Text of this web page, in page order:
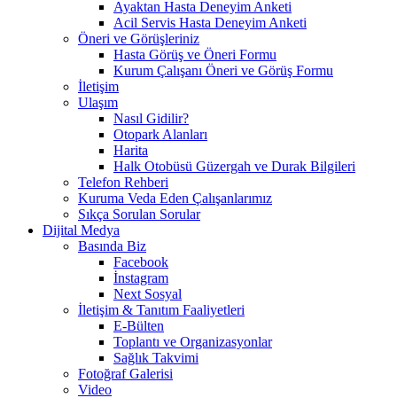
Ayaktan Hasta Deneyim Anketi
Acil Servis Hasta Deneyim Anketi
Öneri ve Görüşleriniz
Hasta Görüş ve Öneri Formu
Kurum Çalışanı Öneri ve Görüş Formu
İletişim
Ulaşım
Nasıl Gidilir?
Otopark Alanları
Harita
Halk Otobüsü Güzergah ve Durak Bilgileri
Telefon Rehberi
Kuruma Veda Eden Çalışanlarımız
Sıkça Sorulan Sorular
Dijital Medya
Basında Biz
Facebook
İnstagram
Next Sosyal
İletişim & Tanıtım Faaliyetleri
E-Bülten
Toplantı ve Organizasyonlar
Sağlık Takvimi
Fotoğraf Galerisi
Video